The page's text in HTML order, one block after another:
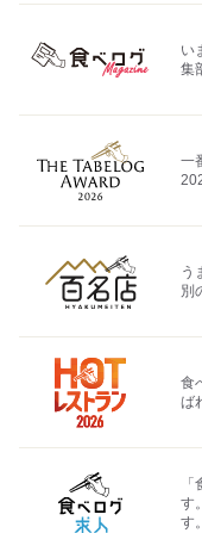
い
集
一
う
別
食
ば
す
す。